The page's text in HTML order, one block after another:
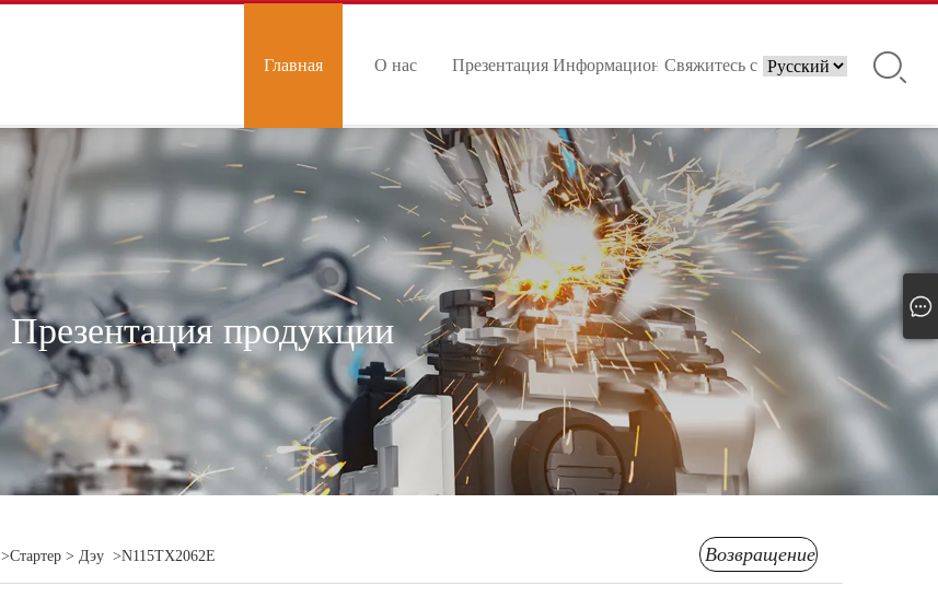
Главная
страница
О нас Презентация
продукции
Информационные
центры
Свяжитесь с
нами
Презентация продукции
>Стартер > Дэу >N115TX2062E Возвращение